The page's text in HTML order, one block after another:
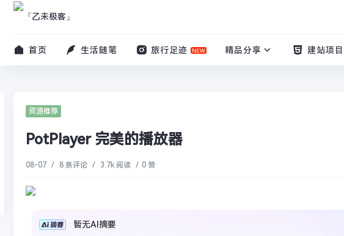
首页 生活随笔 旅行足迹 精品分享 建站项目
资源推荐
PotPlayer 完美的播放器
08-07 / 8 条评论 / 3.7k 阅读 / 0 赞
暂无AI摘要